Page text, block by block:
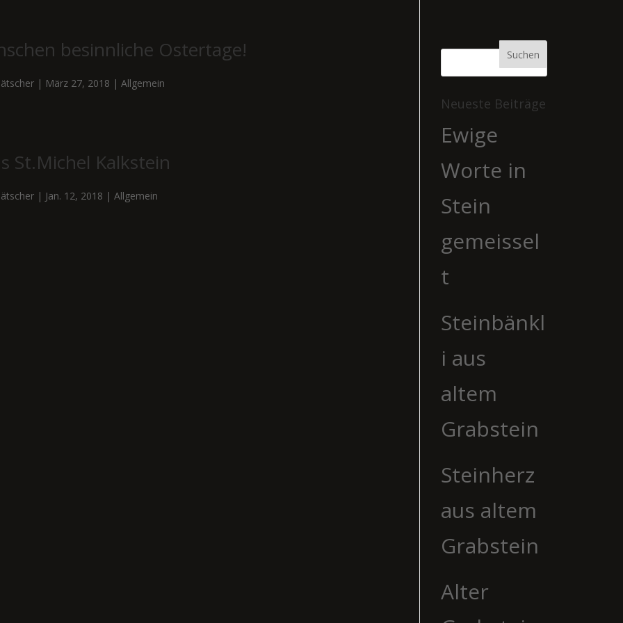
besinnliche Ostertage!
| März 27, 2018 |Allgemein
St.Michel Kalkstein
| Jan. 12, 2018 |Allgemein
Neueste Beiträge
Ewige
Worte in
Stein
gemeissel
t
Steinbänkl
i aus
altem
Grabstein
Steinherz
aus altem
Grabstein
Alter